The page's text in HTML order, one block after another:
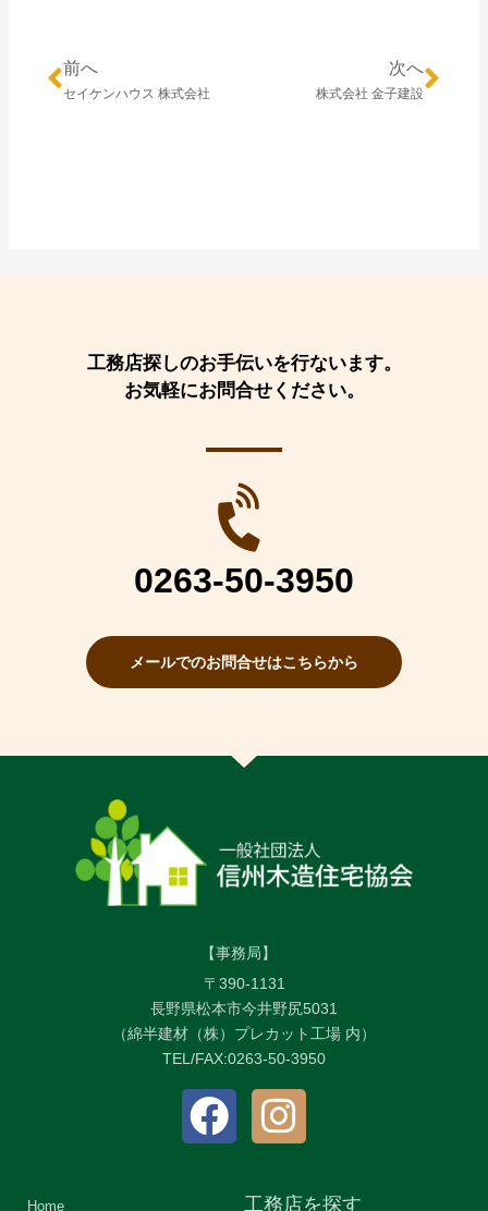
前へ
セイケンハウス 株式会社
次へ
株式会社 金子建設
工務店探しのお手伝いを行ないます。
お気軽にお問合せください。
0263-50-3950
メールでのお問合せはこちらから
【事務局】
〒390-1131
長野県松本市今井野尻5031
（綿半建材（株）プレカット工場 内）
TEL/FAX:0263-50-3950
Home 工務店を探す